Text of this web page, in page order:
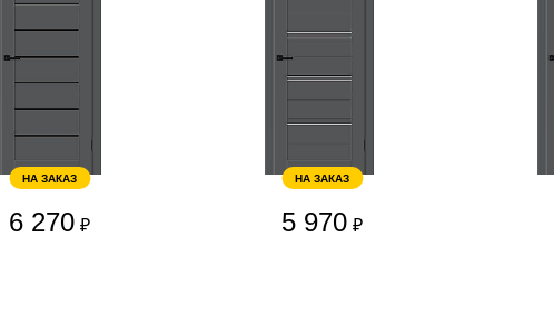
НА ЗАКАЗ
6 270 ₽
НА ЗАКАЗ
5 970 ₽